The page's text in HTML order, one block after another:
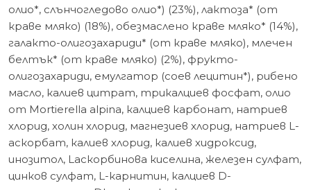
олио*, слънчогледово олио*) (23%), лактоза* (от
краве мляко) (18%), обезмаслено краве мляко* (14%),
галакто-олигозахариди* (от краве мляко), млечен
белтък* (от краве мляко) (2%), фрукто-
олигозахариди, емулгатор (соев лецитин*), рибено
масло, калиев цитрат, трикалциев фосфат, олио
от Mortierella alpinа, калциев карбонат, натриев
хлорид, холин хлорид, магнезиев хлорид, натриев L-
аскорбат, калиев хлорид, калиев хидроксид,
инозитол, Lаскорбинова киселина, железен сулфат,
цинков сулфат, L-карнитин, калциев D-